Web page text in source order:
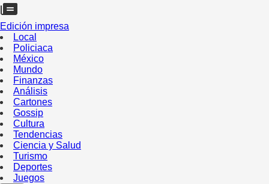
Edición impresa
Local
Policiaca
México
Mundo
Finanzas
Análisis
Cartones
Gossip
Cultura
Tendencias
Ciencia y Salud
Turismo
Deportes
Juegos